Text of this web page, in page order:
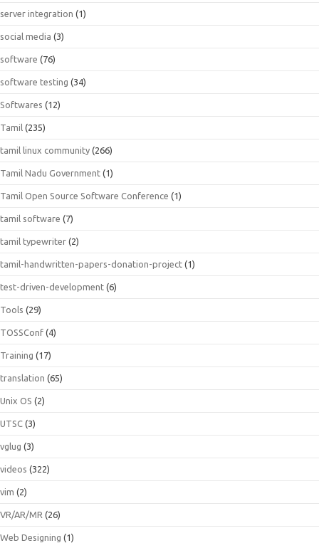
server integration (1)
social media (3)
software (76)
software testing (34)
Softwares (12)
Tamil (235)
tamil linux community (266)
Tamil Nadu Government (1)
Tamil Open Source Software Conference (1)
tamil software (7)
tamil typewriter (2)
tamil-handwritten-papers-donation-project (1)
test-driven-development (6)
Tools (29)
TOSSConf (4)
Training (17)
translation (65)
Unix OS (2)
UTSC (3)
vglug (3)
videos (322)
vim (2)
VR/AR/MR (26)
Web Designing (1)